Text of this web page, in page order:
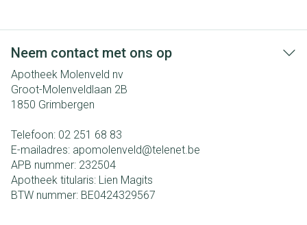
Neem contact met ons op
Apotheek Molenveld nv
Groot-Molenveldlaan 2B
1850 Grimbergen
Telefoon: 02 251 68 83
E-mailadres: apomolenveld@telenet.be
APB nummer: 232504
Apotheek titularis: Lien Magits
BTW nummer: BE0424329567